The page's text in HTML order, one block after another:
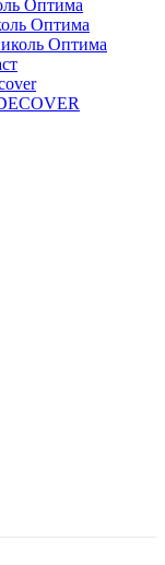
Оптима
Оптима
Оптима